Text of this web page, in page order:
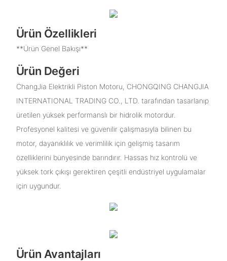
Ürün Özellikleri
**Ürün Genel Bakışı**
Ürün Değeri
ChangJia Elektrikli Piston Motoru, CHONGQING CHANGJIA
INTERNATIONAL TRADING CO., LTD. tarafından tasarlanıp
üretilen yüksek performanslı bir hidrolik motordur.
Profesyonel kalitesi ve güvenilir çalışmasıyla bilinen bu
motor, dayanıklılık ve verimlilik için gelişmiş tasarım
özelliklerini bünyesinde barındırır. Hassas hız kontrolü ve
yüksek tork çıkışı gerektiren çeşitli endüstriyel uygulamalar
için uygundur.
Ürün Avantajları